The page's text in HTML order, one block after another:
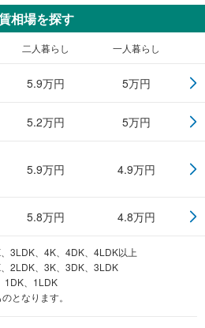
相場を探す
二人暮らし 一人暮らし
5.9万円 5万円
5.2万円 5万円
5.9万円 4.9万円
5.8万円 4.8万円
3LDK、4K、4DK、4LDK以上
2LDK、3K、3DK、3LDK
1DK、1LDK
となります。